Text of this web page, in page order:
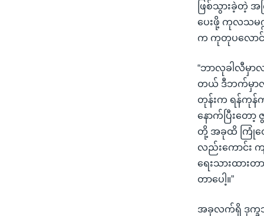
ဖြစ်သွားခဲ့တဲ့
ပေးဖို့ ကုလသမဂ္
က ကုတုပလောင်ဒု
“ဘာလုခါလီမှ
တယ် ဒီဘက်မှာလ
တုန်းက ရန်ကုန်
နောက်ပြီးတော့
တို့ အခုထိ ကြုံတွေ့
လည်းကောင်း
ရေးသားထားတ
တာပေါ့။”
အခုလက်ရှိ ဒုက္ခ